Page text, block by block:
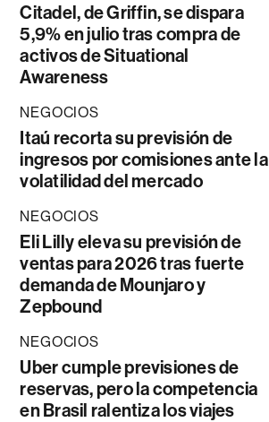
Citadel, de Griffin, se dispara
5,9% en julio tras compra de
activos de Situational
Awareness
NEGOCIOS
Itaú recorta su previsión de
ingresos por comisiones ante la
volatilidad del mercado
NEGOCIOS
Eli Lilly eleva su previsión de
ventas para 2026 tras fuerte
demanda de Mounjaro y
Zepbound
NEGOCIOS
Uber cumple previsiones de
reservas, pero la competencia
en Brasil ralentiza los viajes